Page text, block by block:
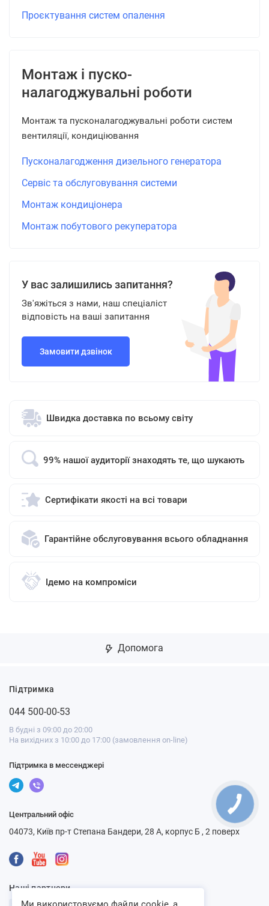
Проєктування систем опалення
Монтаж і пуско-
налагоджувальні роботи
Монтаж та пусконалагоджувальні роботи систем
вентиляції, кондиціювання
Пусконалагодження дизельного генератора
Сервіс та обслуговування системи
Монтаж кондиціонера
Монтаж побутового рекуператора
У вас залишились запитання?
Зв'яжіться з нами, наш спеціаліст
відповість на ваші запитання
Замовити дзвінок
Швидка доставка по всьому світу
99% нашої аудиторії знаходять те, що шукають
Сертифікати якості на всі товари
Гарантійне обслуговування всього обладнання
Ідемо на компроміси
Допомога
Підтримка
044 500-00-53
В будні з 09:00 до 20:00
На вихідних з 10:00 до 17:00 (замовлення on-line)
Підтримка в мессенджері
Центральний офіс
04073, Київ пр-т Степана Бандери, 28 А, корпус Б , 2 поверх
Наші партнери